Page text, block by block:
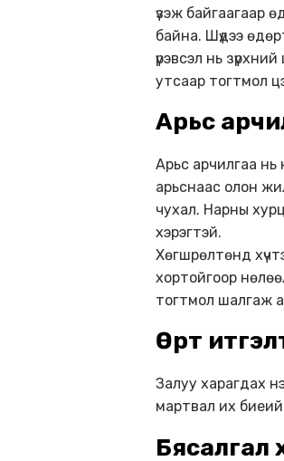
үзэж байгаагаар
байна. Шүдээ
үрэвсэл нь
утсаар тогтмол
Арьс
Арьс арчилгаа нь
арьснаас олон
чухал. Нарны хурц
хэрэгтэй.
Хөгшрөлтөнд
хортойгоор
тогтмол шалгаж
Өөртөө
Залуу харагдах
мартвал их
Бясалгал